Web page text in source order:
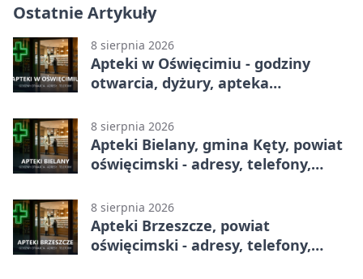
Ostatnie Artykuły
8 sierpnia 2026
Apteki w Oświęcimiu - godziny
otwarcia, dyżury, apteka
8 sierpnia 2026
Apteki Bielany, gmina Kęty, powiat
oświęcimski - adresy, telefony,
8 sierpnia 2026
Apteki Brzeszcze, powiat
oświęcimski - adresy, telefony,